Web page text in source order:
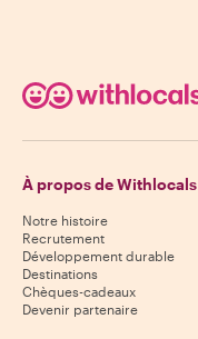
À propos de Withlocals
Notre histoire
Recrutement
Développement durable
Destinations
Chèques-cadeaux
Devenir partenaire